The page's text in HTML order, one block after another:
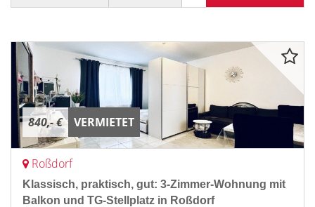
840,- € VERMIETET
Roßdorf
Klassisch, praktisch, gut: 3-Zimmer-Wohnung mit
Balkon und TG-Stellplatz in Roßdorf